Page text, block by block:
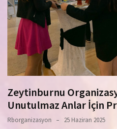
Zeytinburnu
Unutulmaz Anlar İçin
Rborganizasyon 25 Haziran 2025